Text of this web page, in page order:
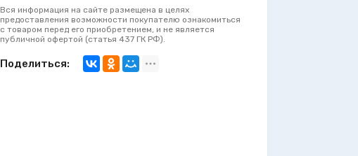
Вся информация на сайте размещена в целях
предоставления возможности покупателю ознакомиться
с товаром перед его приобретением, и не является
публичной офертой (статья 437 ГК РФ).
Поделиться: